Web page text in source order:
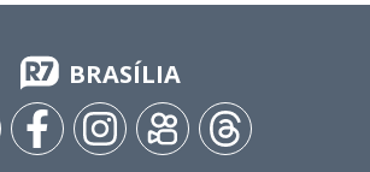
BRASÍLIA